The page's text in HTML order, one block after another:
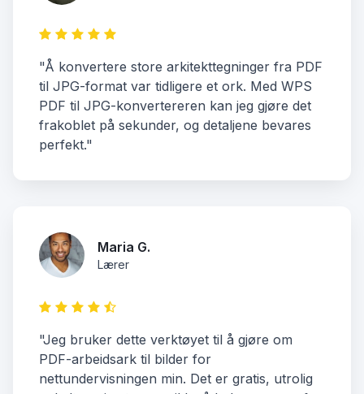
"Å konvertere store arkitekttegninger fra PDF
til JPG-format var tidligere et ork. Med WPS
PDF til JPG-konvertereren kan jeg gjøre det
frakoblet på sekunder, og detaljene bevares
perfekt."
Maria G.
Lærer
"Jeg bruker dette verktøyet til å gjøre om
PDF-arbeidsark til bilder for
nettundervisningen min. Det er gratis, utrolig